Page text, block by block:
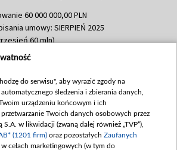
60 000 000,00 PLN
umowy: SIERPIEŃ 2025
60 mln)
635 783 051,21 PLN
100 mln, październik 350
265 mln)
48 862 000,00 PLN
umowy: GRUDZIEŃ 2025
60,548 mln)
do serwisu", aby wyrazić zgody na
śledzenia i zbierania danych,
urządzeniu końcowym i ich
Twoich danych osobowych przez
S.A. w likwidacji (zwaną dalej również „TVP”),
(1201 firm) oraz pozostałych Zaufanych
, w celach marketingowych (w tym do